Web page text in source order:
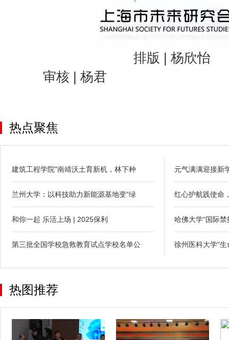
排版 | 杨欣怡
审核 | 杨君
热点聚焦
建筑工程学院"南靖沃土育新机，林下种
兰州大学：以科技助力新能源基地变“绿
和你一起 乐活上场 | 2025保利
第三批全国学校急救教育试点学校名单公
元气满满迎接新
红心护航践使命
哈佛大学“国际
徐州医科大学"
热图推荐